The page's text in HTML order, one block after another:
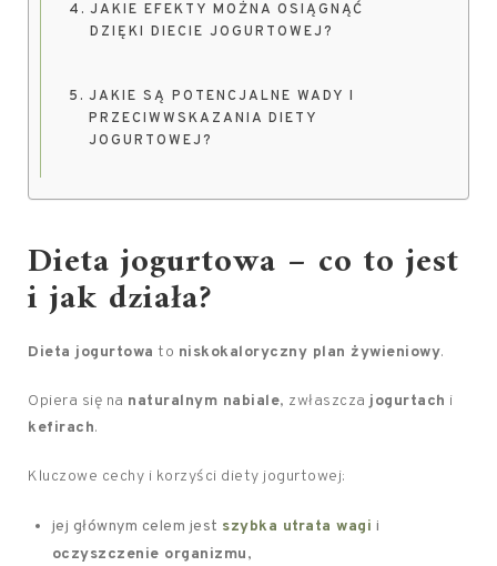
JAKIE EFEKTY MOŻNA OSIĄGNĄĆ
DZIĘKI DIECIE JOGURTOWEJ?
JAKIE SĄ POTENCJALNE WADY I
PRZECIWWSKAZANIA DIETY
JOGURTOWEJ?
Dieta jogurtowa – co to jest
i jak działa?
Dieta jogurtowa to niskokaloryczny plan żywieniowy.
Opiera się na naturalnym nabiale, zwłaszcza jogurtach i
kefirach.
Kluczowe cechy i korzyści diety jogurtowej:
jej głównym celem jest szybka utrata wagi i
oczyszczenie organizmu,